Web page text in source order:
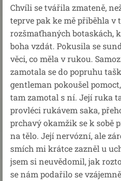
Chvíli se tvářila zmateně,
teprve pak ke mě přiběhla v
rozšmaťhaných botaskách,
boha vzdát. Pokusila se
věci, co měla v rukou.
zamotala se do popruhu
gentleman pokoušel
tam zamotal s ní. Její ruka
provléci rukávem saka,
prchavý okamžik se k sobě
na tělo. Její nervózní, ale
smích mi krátce zazněl u
jsem si neuvědomil, jak
se nám podařilo se